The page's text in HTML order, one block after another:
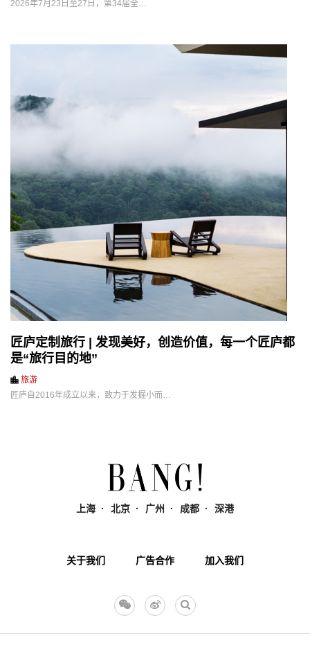
2026年7月23日至27日，第34届全…
匠庐定制旅行 | 发现美好，创造价值，每一个匠庐都
是“旅行目的地”
旅游
匠庐自2016年成立以来，致力于发掘小而…
上海 北京 广州 成都 深港
关于我们 广告合作 加入我们